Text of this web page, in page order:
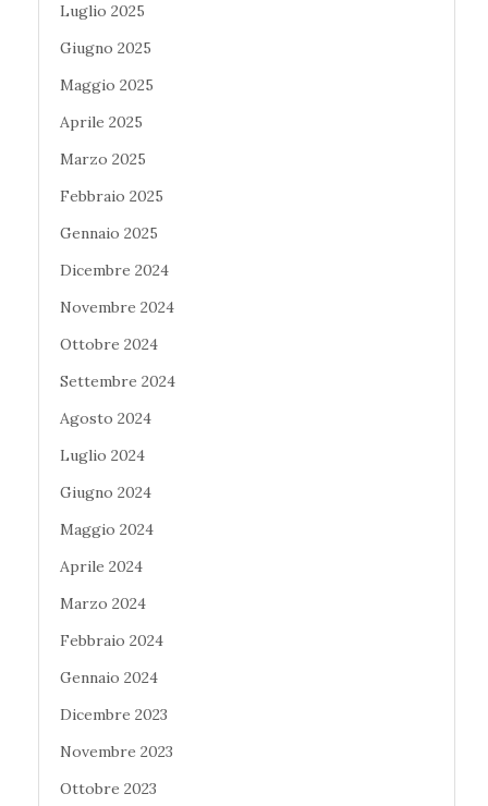
Luglio 2025
Giugno 2025
Maggio 2025
Aprile 2025
Marzo 2025
Febbraio 2025
Gennaio 2025
Dicembre 2024
Novembre 2024
Ottobre 2024
Settembre 2024
Agosto 2024
Luglio 2024
Giugno 2024
Maggio 2024
Aprile 2024
Marzo 2024
Febbraio 2024
Gennaio 2024
Dicembre 2023
Novembre 2023
Ottobre 2023